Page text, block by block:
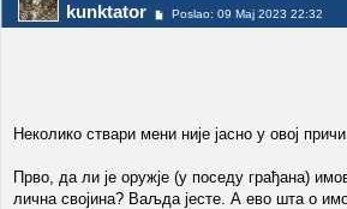
kunktator Poslao: 09 Maj 2023 22:32
Неколико ствари мени није јасно у овој
Прво, да ли је оружје (у поседу грађана)
лична својина? Ваљда јесте. А ево шта о